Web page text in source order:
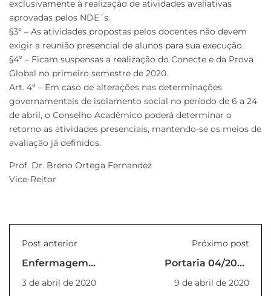
exclusivamente à realização de atividades avaliativas
aprovadas pelos NDE´s.
§3º – As atividades propostas pelos docentes não devem
exigir a reunião presencial de alunos para sua execução.
§4º – Ficam suspensas a realização do Conecte e da Prova
Global no primeiro semestre de 2020.
Art. 4º – Em caso de alterações nas determinações
governamentais de isolamento social no período de 6 a 24
de abril, o Conselho Acadêmico poderá determinar o
retorno as atividades presenciais, mantendo-se os meios de
avaliação já definidos.
Prof. Dr. Breno Ortega Fernandez
Vice-Reitor
Post anterior
Enfermagem
realizou atividades
educativas sobre o
3 de abril de 2020
Próximo post
Portaria 04/2020
9 de abril de 2020